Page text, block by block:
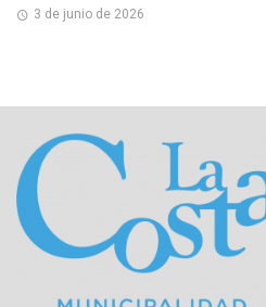
3 de junio de 2026